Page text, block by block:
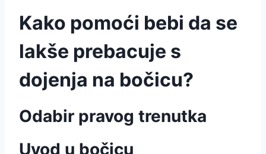
Kako pomoći bebi da se
lakše prebacuje s
dojenja na bočicu?
Odabir pravog trenutka
Uvod u bočicu